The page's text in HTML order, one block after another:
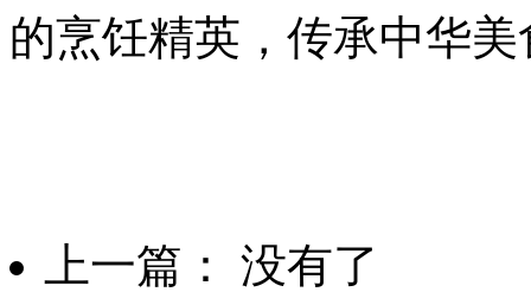
的烹饪精英，传承中华
上一篇： 没有了